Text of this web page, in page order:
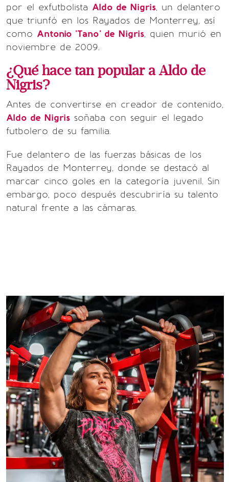
por el exfutbolista Aldo de Nigris, un delantero
que triunfó en los Rayados de Monterrey, así
como Antonio 'Tano' de Nigris, quien murió en
noviembre de 2009.
¿Qué hace tan popular a Aldo de
Nigris?
Antes de convertirse en creador de contenido,
Aldo de Nigris soñaba con seguir el legado
futbolero de su familia.
Fue delantero de las fuerzas básicas de los
Rayados de Monterrey, donde se destacó al
marcar cinco goles en la categoría juvenil. Sin
embargo, poco después descubriría su talento
natural frente a las cámaras.